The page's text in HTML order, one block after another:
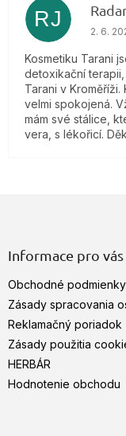
RJ
2. 6.
Kosmetiku Tarani
detoxikační
Tarani v
velmi spokojená.
mám své stálice,
vera, s lékořicí.
Informace pro vás
Obchodné podmienky
Zásady spracovania
Reklamačný poriadok
Zásady použitia
HERBÁR
Hodnotenie obchodu